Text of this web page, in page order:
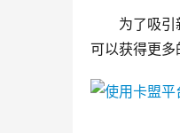
为了吸
可以获得更多